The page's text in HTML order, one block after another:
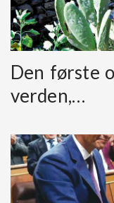
Den første
verden,…